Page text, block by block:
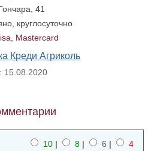
41
круглосуточно
Mastercard
Креди Агриколь
15.08.2020
10 | 8 | 6 |
4